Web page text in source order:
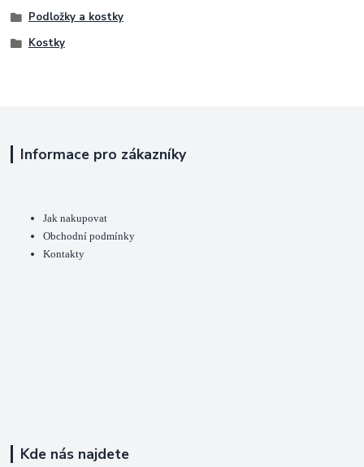
Podložky a kostky
Kostky
Informace pro zákazníky
Jak nakupovat
Obchodní podmínky
Kontakty
Kde nás najdete